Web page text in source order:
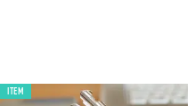
©株式会社フォッシルジャパン
ITEM